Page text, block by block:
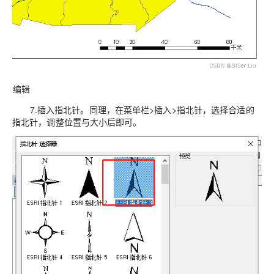
编辑
7.插入指北针。同理，在菜单栏>插入>指北针，选择合适的
指北针，调整位置与大小后即可。